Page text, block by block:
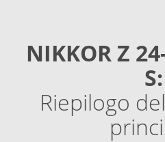
NIKKOR Z
S:
Riepilogo